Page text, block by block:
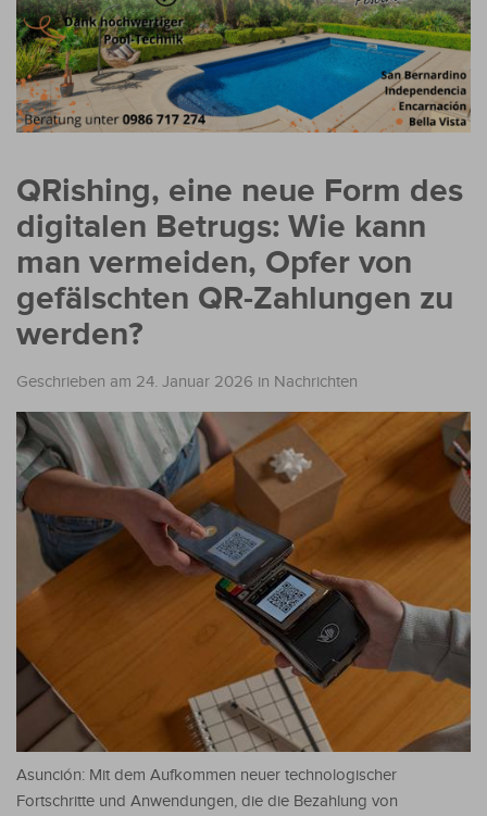
QRishing, eine neue Form des
digitalen Betrugs: Wie kann
man vermeiden, Opfer von
gefälschten QR-Zahlungen zu
werden?
Geschrieben am 24. Januar 2026 in Nachrichten
Asunción: Mit dem Aufkommen neuer technologischer
Fortschritte und Anwendungen, die die Bezahlung von